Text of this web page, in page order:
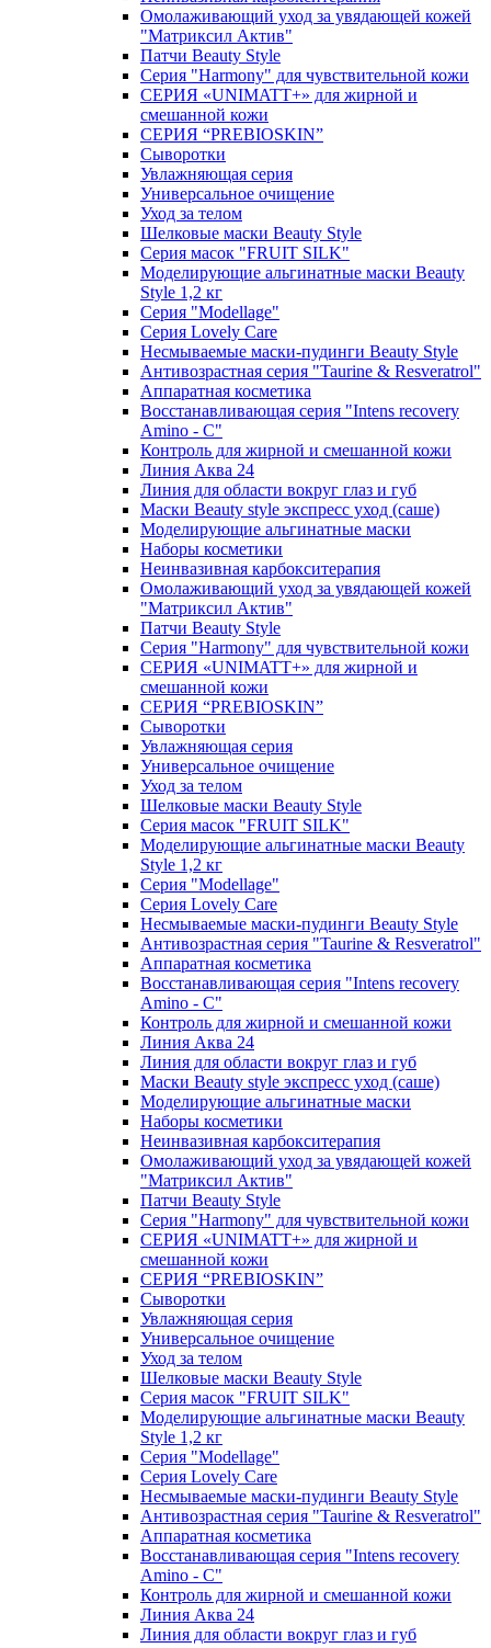
Омолаживающий уход за увядающей кожей
"Матриксил Актив"
Патчи Beauty Style
Серия "Harmony" для чувствительной кожи
СЕРИЯ «UNIMATT+» для жирной и
смешанной кожи
СЕРИЯ “PREBIOSKIN”
Сыворотки
Увлажняющая серия
Универсальное очищение
Уход за телом
Шелковые маски Beauty Style
Серия масок "FRUIT SILK"
Моделирующие альгинатные маски Beauty
Style 1,2 кг
Серия "Modellage"
Cерия Lovely Care
Несмываемые маски-пудинги Beauty Style
Антивозрастная серия "Taurine & Resveratrol"
Аппаратная косметика
Восстанавливающая серия "Intens recovery
Amino - C"
Контроль для жирной и смешанной кожи
Линия Аква 24
Линия для области вокруг глаз и губ
Маски Beauty style экспресс уход (саше)
Моделирующие альгинатные маски
Наборы косметики
Неинвазивная карбокситерапия
Омолаживающий уход за увядающей кожей
"Матриксил Актив"
Патчи Beauty Style
Серия "Harmony" для чувствительной кожи
СЕРИЯ «UNIMATT+» для жирной и
смешанной кожи
СЕРИЯ “PREBIOSKIN”
Сыворотки
Увлажняющая серия
Универсальное очищение
Уход за телом
Шелковые маски Beauty Style
Серия масок "FRUIT SILK"
Моделирующие альгинатные маски Beauty
Style 1,2 кг
Серия "Modellage"
Cерия Lovely Care
Несмываемые маски-пудинги Beauty Style
Антивозрастная серия "Taurine & Resveratrol"
Аппаратная косметика
Восстанавливающая серия "Intens recovery
Amino - C"
Контроль для жирной и смешанной кожи
Линия Аква 24
Линия для области вокруг глаз и губ
Маски Beauty style экспресс уход (саше)
Моделирующие альгинатные маски
Наборы косметики
Неинвазивная карбокситерапия
Омолаживающий уход за увядающей кожей
"Матриксил Актив"
Патчи Beauty Style
Серия "Harmony" для чувствительной кожи
СЕРИЯ «UNIMATT+» для жирной и
смешанной кожи
СЕРИЯ “PREBIOSKIN”
Сыворотки
Увлажняющая серия
Универсальное очищение
Уход за телом
Шелковые маски Beauty Style
Серия масок "FRUIT SILK"
Моделирующие альгинатные маски Beauty
Style 1,2 кг
Серия "Modellage"
Cерия Lovely Care
Несмываемые маски-пудинги Beauty Style
Антивозрастная серия "Taurine & Resveratrol"
Аппаратная косметика
Восстанавливающая серия "Intens recovery
Amino - C"
Контроль для жирной и смешанной кожи
Линия Аква 24
Линия для области вокруг глаз и губ